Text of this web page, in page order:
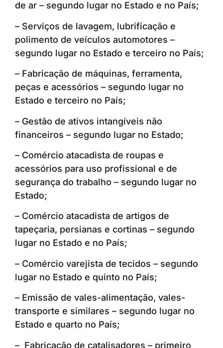
de ar – segundo lugar no Estado e no País;
– Serviços de lavagem, lubrificação e
polimento de veículos automotores –
segundo lugar no Estado e terceiro no País;
– Fabricação de máquinas, ferramenta,
peças e acessórios – segundo lugar no
Estado e terceiro no País;
– Gestão de ativos intangíveis não
financeiros – segundo lugar no Estado;
– Comércio atacadista de roupas e
acessórios para uso profissional e de
segurança do trabalho – segundo lugar no
Estado;
– Comércio atacadista de artigos de
tapeçaria, persianas e cortinas – segundo
lugar no Estado e no País;
– Comércio varejista de tecidos – segundo
lugar no Estado e quinto no País;
– Emissão de vales-alimentação, vales-
transporte e similares – segundo lugar no
Estado e quarto no País;
– Fabricação de catalisadores – primeiro